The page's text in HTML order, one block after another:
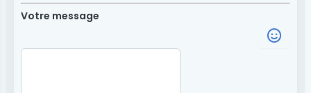
Votre message